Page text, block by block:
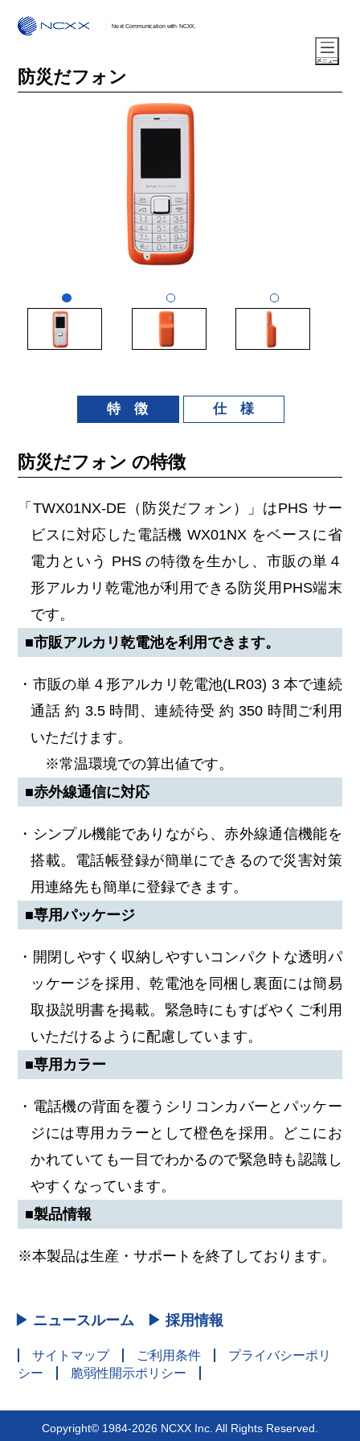
Next Communication with NCXX.
防災だフォン
特 徴 仕 様
防災だフォン の特徴
「TWX01NX-DE（防災だフォン）」はPHS サー
ビスに対応した電話機 WX01NX をベースに省
電力という PHS の特徴を生かし、市販の単４
形アルカリ乾電池が利用できる防災用PHS端末
です。
■市販アルカリ乾電池を利用できます。
・市販の単４形アルカリ乾電池(LR03) 3 本で連続
通話 約 3.5 時間、連続待受 約 350 時間ご利用
いただけます。
※常温環境での算出値です。
■赤外線通信に対応
・シンプル機能でありながら、赤外線通信機能を
搭載。電話帳登録が簡単にできるので災害対策
用連絡先も簡単に登録できます。
■専用パッケージ
・開閉しやすく収納しやすいコンパクトな透明パ
ッケージを採用、乾電池を同梱し裏面には簡易
取扱説明書を掲載。緊急時にもすばやくご利用
いただけるように配慮しています。
■専用カラー
・電話機の背面を覆うシリコンカバーとパッケー
ジには専用カラーとして橙色を採用。どこにお
かれていても一目でわかるので緊急時も認識し
やすくなっています。
■製品情報
※本製品は生産・サポートを終了しております。
▶ ニュースルーム ▶ 採用情報
サイトマップ ご利用条件
プライバシーポリ
シー
脆弱性開示ポリシー
Copyright© 1984-2026 NCXX Inc. All Rights Reserved.